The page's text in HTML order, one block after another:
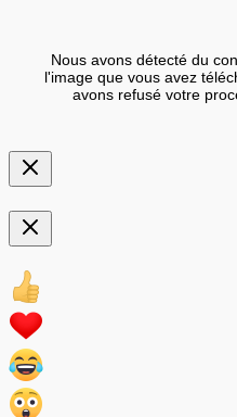
Nous avons détecté du
l'image que vous avez
avons refusé votre